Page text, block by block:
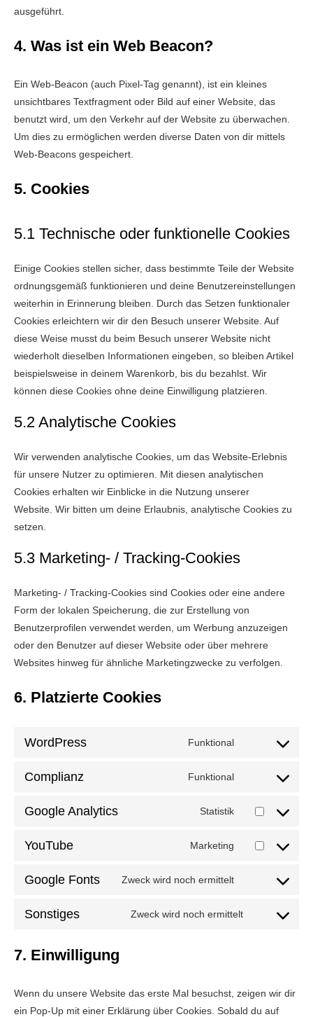
ausgeführt.
4. Was ist ein Web Beacon?
Ein Web-Beacon (auch Pixel-Tag genannt), ist ein kleines
unsichtbares Textfragment oder Bild auf einer Website, das
benutzt wird, um den Verkehr auf der Website zu überwachen.
Um dies zu ermöglichen werden diverse Daten von dir mittels
Web-Beacons gespeichert.
5. Cookies
5.1 Technische oder funktionelle Cookies
Einige Cookies stellen sicher, dass bestimmte Teile der Website
ordnungsgemäß funktionieren und deine Benutzereinstellungen
weiterhin in Erinnerung bleiben. Durch das Setzen funktionaler
Cookies erleichtern wir dir den Besuch unserer Website. Auf
diese Weise musst du beim Besuch unserer Website nicht
wiederholt dieselben Informationen eingeben, so bleiben Artikel
beispielsweise in deinem Warenkorb, bis du bezahlst. Wir
können diese Cookies ohne deine Einwilligung platzieren.
5.2 Analytische Cookies
Wir verwenden analytische Cookies, um das Website-Erlebnis
für unsere Nutzer zu optimieren. Mit diesen analytischen
Cookies erhalten wir Einblicke in die Nutzung unserer
Website. Wir bitten um deine Erlaubnis, analytische Cookies zu
setzen.
5.3 Marketing- / Tracking-Cookies
Marketing- / Tracking-Cookies sind Cookies oder eine andere
Form der lokalen Speicherung, die zur Erstellung von
Benutzerprofilen verwendet werden, um Werbung anzuzeigen
oder den Benutzer auf dieser Website oder über mehrere
Websites hinweg für ähnliche Marketingzwecke zu verfolgen.
6. Platzierte Cookies
WordPress Funktional
Complianz Funktional
Google Analytics Statistik
Consent
YouTube Marketing
Consent
Google Fonts Zweck wird noch ermittelt
Sonstiges Zweck wird noch ermittelt
Consent
7. Einwilligung
Wenn du unsere Website das erste Mal besuchst, zeigen wir dir
ein Pop-Up mit einer Erklärung über Cookies. Sobald du auf